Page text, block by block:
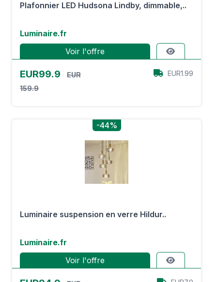
Plafonnier LED Hudsona Lindby, dimmable,..
Luminaire.fr
Voir l'offre
EUR99.9
EUR
159.9
EUR1.99
-44%
Luminaire suspension en verre Hildur..
Luminaire.fr
Voir l'offre